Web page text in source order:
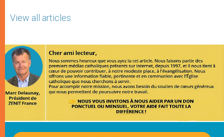
View all articles